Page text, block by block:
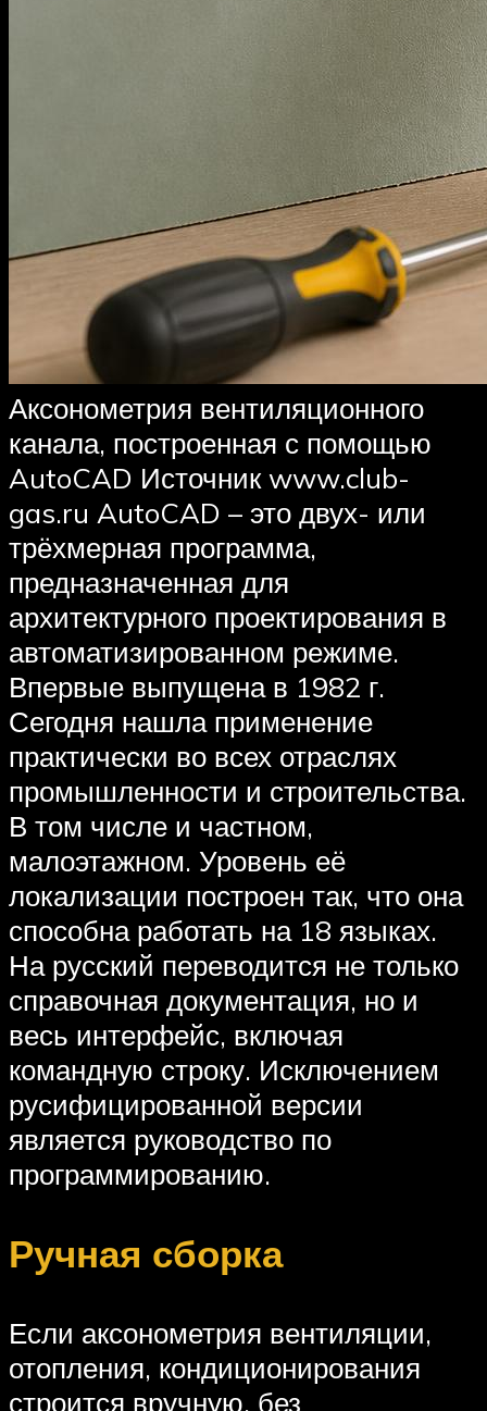
Аксонометрия вентиляционного
канала, построенная с помощью
AutoCAD Источник www.club-
gas.ru AutoCAD – это двух- или
трёхмерная программа,
предназначенная для
архитектурного проектирования в
автоматизированном режиме.
Впервые выпущена в 1982 г.
Сегодня нашла применение
практически во всех отраслях
промышленности и строительства.
В том числе и частном,
малоэтажном. Уровень её
локализации построен так, что она
способна работать на 18 языках.
На русский переводится не только
справочная документация, но и
весь интерфейс, включая
командную строку. Исключением
русифицированной версии
является руководство по
программированию.
Ручная сборка
Если аксонометрия вентиляции,
отопления, кондиционирования
строится вручную, без